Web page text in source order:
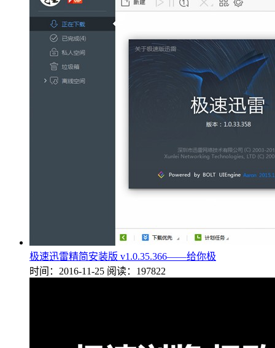
极速迅雷精简安装版 v1.0.35.366——给你极
时间：2016-11-25 阅读：197822